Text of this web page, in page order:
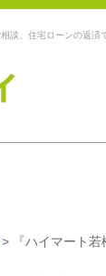
談、住宅ローンの返済
> 『ハイマート